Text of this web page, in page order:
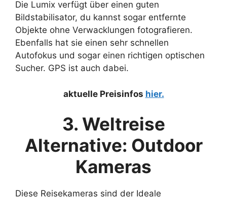
Die Lumix verfügt über einen guten
Bildstabilisator, du kannst sogar entfernte
Objekte ohne Verwacklungen fotografieren.
Ebenfalls hat sie einen sehr schnellen
Autofokus und sogar einen richtigen optischen
Sucher. GPS ist auch dabei.
aktuelle Preisinfos hier.
3. Weltreise
Alternative: Outdoor
Kameras
Diese Reisekameras sind der Ideale